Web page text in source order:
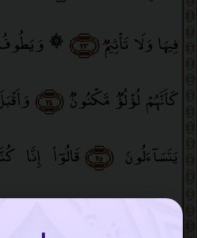
فِيهَا وَلَا تَأْثِيمٌۭ ﴿٢٣﴾ ۞ وَيَطُوفُ
كَأَنَّهُمْ لُؤْلُؤٌۭ مَّكْنُونٌۭ ﴿٢٤﴾
يَتَسَآءَلُونَ ﴿٢٥﴾ قَالُوٓا۟ إِنَّا
فَمَنَّ ٱللَّهُ